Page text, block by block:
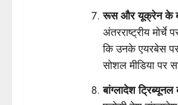
रूस और यूक्रेन के
अंतरराष्ट्रीय
कि उनके एयरबेस
सोशल मीडिया पर
बांग्लादेश